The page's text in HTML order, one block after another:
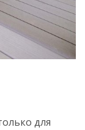
для